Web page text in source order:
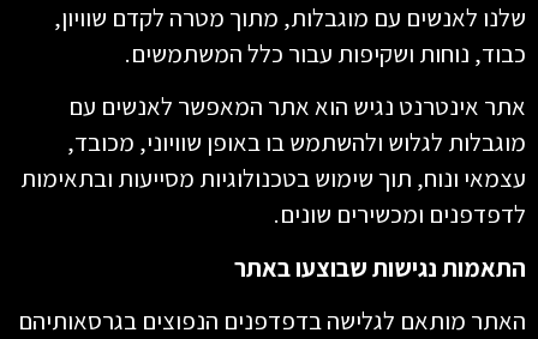
שלנו לאנשים עם מוגבלות, מתוך מטרה לקדם שוויון,
כבוד, נוחות ושקיפות עבור כלל המשתמשים.
אתר אינטרנט נגיש הוא אתר המאפשר לאנשים עם
מוגבלות לגלוש ולהשתמש בו באופן שוויוני, מכובד,
עצמאי ונוח, תוך שימוש בטכנולוגיות מסייעות ובתאימות
לדפדפנים ומכשירים שונים.
התאמות נגישות שבוצעו באתר
האתר מותאם לגלישה בדפדפנים הנפוצים בגרסאותיהם